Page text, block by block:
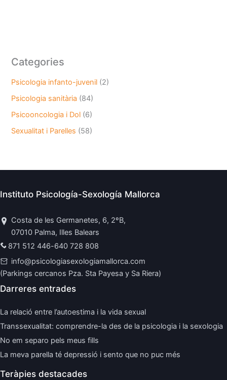
Categories
Psicologia infanto-juvenil (2)
Psicologia sanitària (84)
Psicooncologia i Dol (6)
Sexualitat i Parelles (58)
Instituto Psicología-Sexología Mallorca
Costa de les Germanetes, 6, 2ºB,
07010 Palma, Illes Balears
871 512 446-640 728 808
info@psicologiasexologiamallorca.com
(Parkings cercanos Pza. Sta Payesa y Sa Riera)
Darreres entrades
La relació entre l’autoestima i la vida sexual
Transsexualitat: comprendre-la des de la psicologia i la sexologia
No em separo pels meus fills
La meva parella té depressió i sento que no puc més
Teràpies destacades